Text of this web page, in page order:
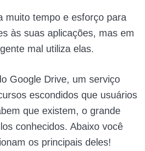
muito tempo e esforço para
às suas aplicações, mas em
mal utiliza elas.
Google Drive, um serviço
escondidos que usuários
que existem, o grande
conhecidos. Abaixo você
os principais deles!